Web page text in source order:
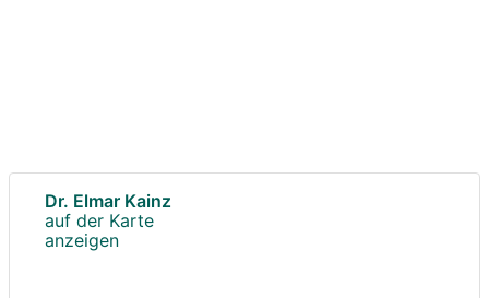
Dr. Elmar Kainz
auf der Karte
anzeigen